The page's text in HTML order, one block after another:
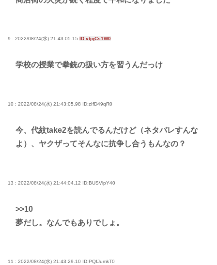
9 : 2022/08/24(水) 21:43:05.15 ID:vtjqCs1W0
学校の授業で拳銃の扱い方を習うんだっけ
10 : 2022/08/24(水) 21:43:05.98 ID:zIfD49qR0
今、代紋take2を読んでるんだけど（ネタバレすんな
よ）、ヤクザってそんなに抗争し合うもんなの？
13 : 2022/08/24(水) 21:44:04.12 ID:BUSVlpY40
>>10
夢だし。なんでもありでしょ。
11 : 2022/08/24(水) 21:43:29.10 ID:PQfJumkT0